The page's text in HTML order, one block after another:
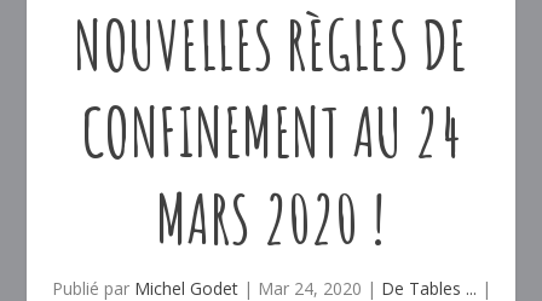
NOUVELLES RÈGLES DE
CONFINEMENT AU 24
MARS 2020 !
Publié par Michel Godet| Mar 24, 2020 | De Tables ... |